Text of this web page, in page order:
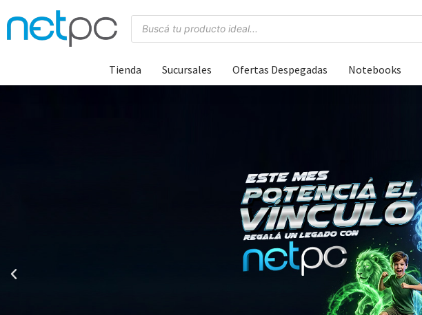
Tienda Sucursales Ofertas Despegadas Notebooks